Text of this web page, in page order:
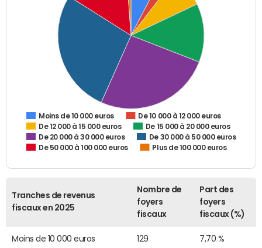
Moins de 10 000 euros
De 10 000 à 12 000 euros
De 12 000 à 15 000 euros
De 15 000 à 20 000 euros
De 20 000 à 30 000 euros
De 30 000 à 50 000 euros
De 50 000 à 100 000 euros
Plus de 100 000 euros
Tranches de revenus
fiscaux en 2025
Nombre de
foyers
fiscaux
Part des
foyers
fiscaux (%)
Moins de 10 000 euros 129 7,70 %